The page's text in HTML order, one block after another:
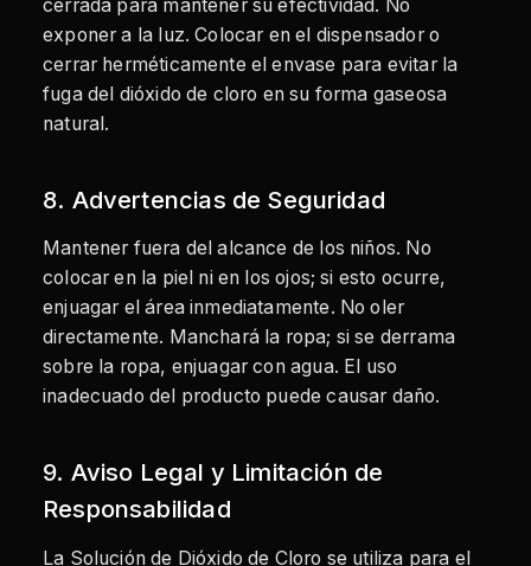
cerrada para mantener su efectividad. No
exponer a la luz. Colocar en el dispensador o
cerrar herméticamente el envase para evitar la
fuga del dióxido de cloro en su forma gaseosa
natural.
8. Advertencias de Seguridad
Mantener fuera del alcance de los niños. No
colocar en la piel ni en los ojos; si esto ocurre,
enjuagar el área inmediatamente. No oler
directamente. Manchará la ropa; si se derrama
sobre la ropa, enjuagar con agua. El uso
inadecuado del producto puede causar daño.
9. Aviso Legal y Limitación de
Responsabilidad
La Solución de Dióxido de Cloro se utiliza para el